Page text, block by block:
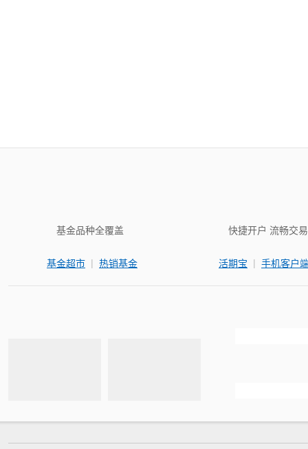
基金品种全覆盖
基金超市 | 热销基金
快捷开户 流畅交易
活期宝 | 手机客户